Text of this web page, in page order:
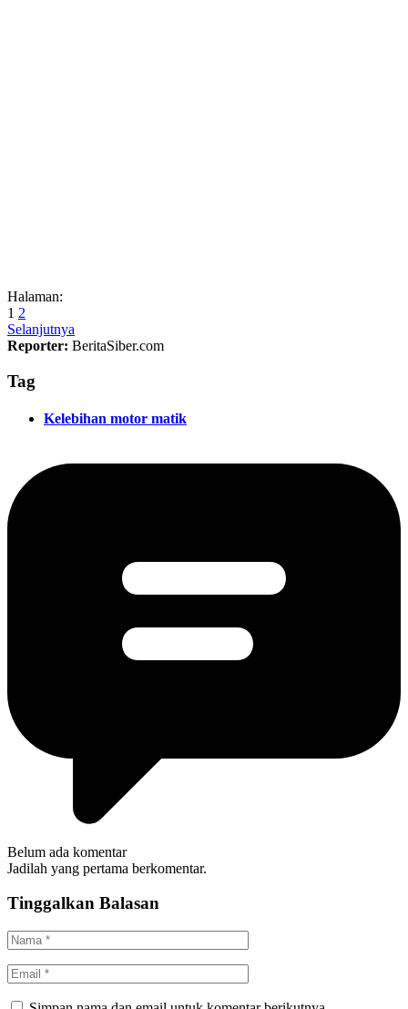
Halaman:
1 2
Selanjutnya
Reporter: BeritaSiber.com
Tag
Kelebihan motor matik
Belum ada komentar
Jadilah yang pertama berkomentar.
Tinggalkan Balasan